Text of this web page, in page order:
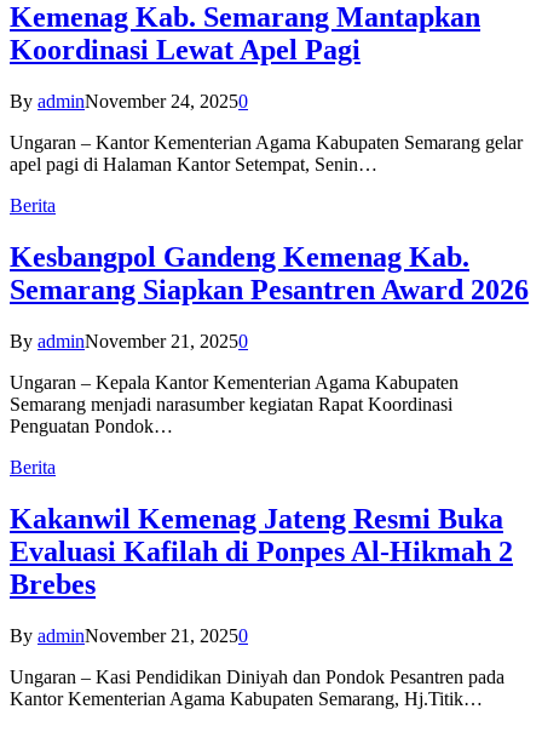
Kemenag Kab. Semarang Mantapkan
Koordinasi Lewat Apel Pagi
By adminNovember 24, 20250
Ungaran – Kantor Kementerian Agama Kabupaten Semarang gelar
apel pagi di Halaman Kantor Setempat, Senin…
Berita
Kesbangpol Gandeng Kemenag Kab.
Semarang Siapkan Pesantren Award 2026
By adminNovember 21, 20250
Ungaran – Kepala Kantor Kementerian Agama Kabupaten
Semarang menjadi narasumber kegiatan Rapat Koordinasi
Penguatan Pondok…
Berita
Kakanwil Kemenag Jateng Resmi Buka
Evaluasi Kafilah di Ponpes Al-Hikmah 2
Brebes
By adminNovember 21, 20250
Ungaran – Kasi Pendidikan Diniyah dan Pondok Pesantren pada
Kantor Kementerian Agama Kabupaten Semarang, Hj.Titik…